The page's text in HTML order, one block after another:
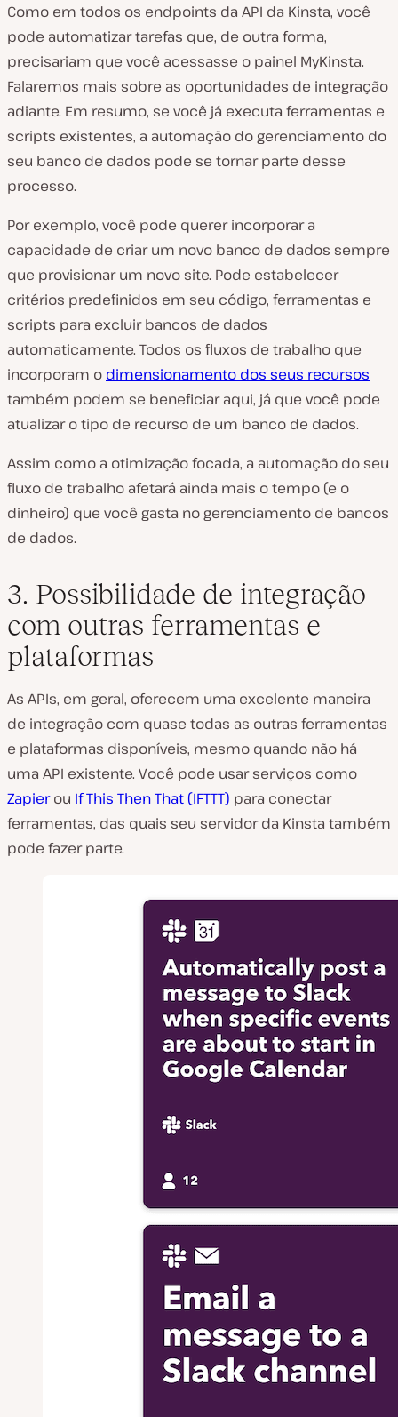
Como em todos os endpoints da API da Kinsta, você
pode automatizar tarefas que, de outra forma,
precisariam que você acessasse o painel MyKinsta.
Falaremos mais sobre as oportunidades de integração
adiante. Em resumo, se você já executa ferramentas e
scripts existentes, a automação do gerenciamento do
seu banco de dados pode se tornar parte desse
processo.
Por exemplo, você pode querer incorporar a
capacidade de criar um novo banco de dados sempre
que provisionar um novo site. Pode estabelecer
critérios predefinidos em seu código, ferramentas e
scripts para excluir bancos de dados
automaticamente. Todos os fluxos de trabalho que
incorporam o dimensionamento dos seus recursos
também podem se beneficiar aqui, já que você pode
atualizar o tipo de recurso de um banco de dados.
Assim como a otimização focada, a automação do seu
fluxo de trabalho afetará ainda mais o tempo (e o
dinheiro) que você gasta no gerenciamento de bancos
de dados.
3. Possibilidade de integração
com outras ferramentas e
plataformas
As APIs, em geral, oferecem uma excelente maneira
de integração com quase todas as outras ferramentas
e plataformas disponíveis, mesmo quando não há
uma API existente. Você pode usar serviços como
Zapierou If This Then That (IFTTT) para conectar
ferramentas, das quais seu servidor da Kinsta também
pode fazer parte.